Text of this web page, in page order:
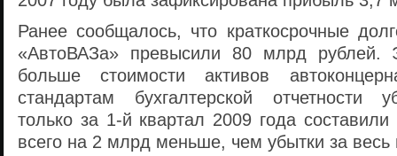
Ранее сообщалось, что краткосрочные
«АвтоВАЗа» превысили 80 млрд рублей.
больше стоимости активов
стандартам бухгалтерской отчетности
только за 1-й квартал 2009 года
всего на 2 млрд меньше, чем убытки за